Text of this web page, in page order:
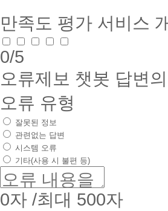
만족도 평가 서비스
0/5
오류제보 챗봇 답변
오류 유형
잘못된 정보
관련없는 답변
시스템 오류
기타(사용 시 불편 등)
0자 /최대 500자